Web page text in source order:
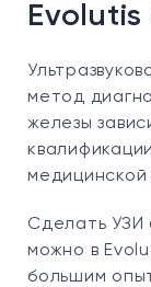
метод
железы
медицинской
Сделать УЗИ
можно в
большим